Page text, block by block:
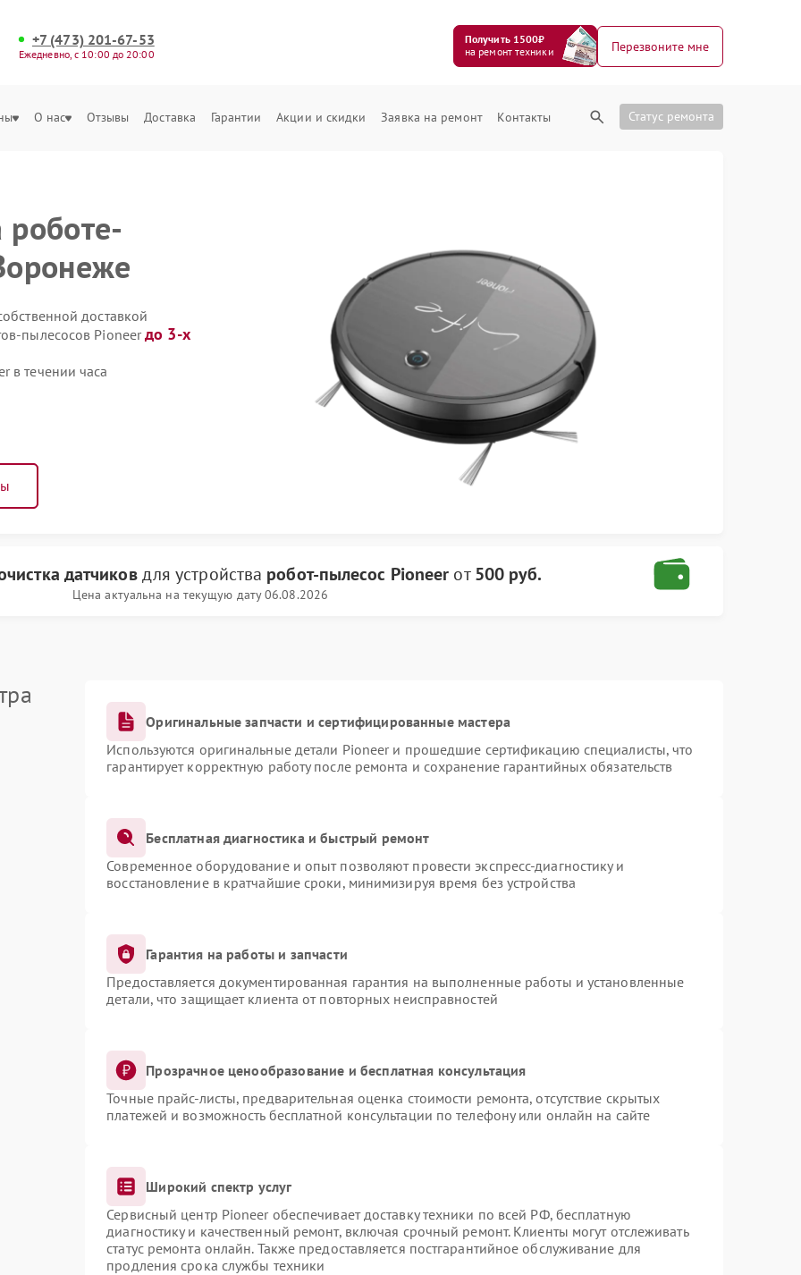
+7 (473) 201-67-53
Ежедневно, с 10:00 до 20:00
Получить 1500₽
на ремонт техники
Перезвоните мне
О нас Отзывы Доставка Гарантии Акции и скидки Заявка на ремонт Контакты Статус ремонта
роботе-
доставкой
пылесосов Pioneerдо 3-х
в течении часа
датчиковдля устройства робот-пылесос Pioneer от500 руб.
Цена актуальна на текущую дату 06.08.2026
Оригинальные запчасти и сертифицированные мастера
Используются оригинальные детали Pioneer и прошедшие сертификацию специалисты, что
гарантирует корректную работу после ремонта и сохранение гарантийных обязательств
Бесплатная диагностика и быстрый ремонт
Современное оборудование и опыт позволяют провести экспресс-диагностику и
восстановление в кратчайшие сроки, минимизируя время без устройства
Гарантия на работы и запчасти
Предоставляется документированная гарантия на выполненные работы и установленные
детали, что защищает клиента от повторных неисправностей
Прозрачное ценообразование и бесплатная консультация
Точные прайс-листы, предварительная оценка стоимости ремонта, отсутствие скрытых
платежей и возможность бесплатной консультации по телефону или онлайн на сайте
Широкий спектр услуг
Сервисный центр Pioneer обеспечивает доставку техники по всей РФ, бесплатную
диагностику и качественный ремонт, включая срочный ремонт. Клиенты могут отслеживать
статус ремонта онлайн. Также предоставляется постгарантийное обслуживание для
продления срока службы техники